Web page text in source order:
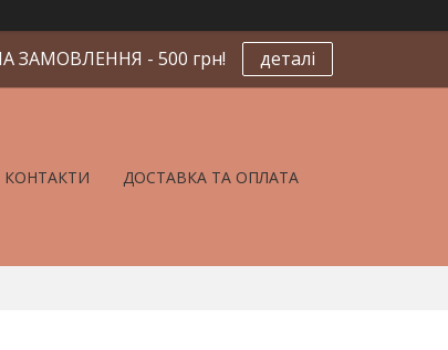
ЗАМОВЛЕННЯ - 500 грн! деталі
КОНТАКТИ ДОСТАВКА ТА ОПЛАТА